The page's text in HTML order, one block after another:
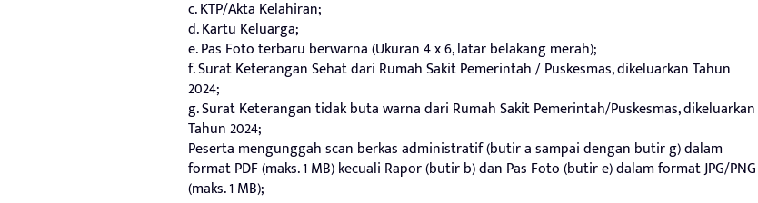
c. KTP/Akta Kelahiran;
d. Kartu Keluarga;
e. Pas Foto terbaru berwarna (Ukuran 4 x 6, latar belakang merah);
f. Surat Keterangan Sehat dari Rumah Sakit Pemerintah / Puskesmas, dikeluarkan Tahun
2024;
g. Surat Keterangan tidak buta warna dari Rumah Sakit Pemerintah/Puskesmas, dikeluarkan
Tahun 2024;
Peserta mengunggah scan berkas administratif (butir a sampai dengan butir g) dalam
format PDF (maks. 1 MB) kecuali Rapor (butir b) dan Pas Foto (butir e) dalam format JPG/PNG
(maks. 1 MB);